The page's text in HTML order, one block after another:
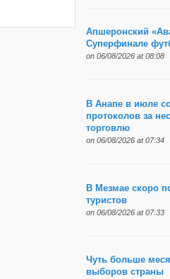
Апшеронский
Суперфинале
on 06/08/2026 at 08:08
В Анапе в июле
протоколов за
торговлю
on 06/08/2026 at 07:34
В Мезмае скоро
туристов
on 06/08/2026 at 07:33
Чуть больше
выборов страны